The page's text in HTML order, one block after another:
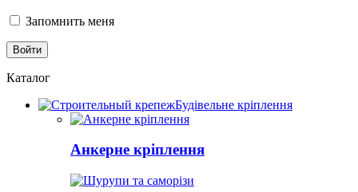
Запомнить меня
Каталог
Будівельне кріплення
Анкерне кріплення